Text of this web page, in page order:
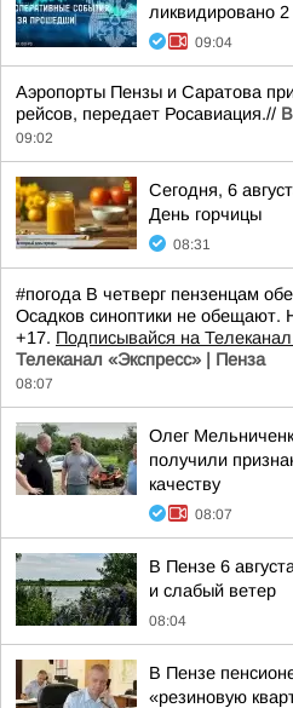
ликвидировано
09:04
Аэропорты Пензы и Саратова
рейсов, передает Росавиация.//
09:02
Сегодня, 6
День горчицы
08:31
#погода В четверг пензенцам
Осадков синоптики не обещают.
+17. Подписывайся на
Телеканал «Экспресс» | Пенза
08:07
Олег
получили
качеству
08:07
В Пензе 6
и слабый ветер
08:04
В Пензе
«резиновую